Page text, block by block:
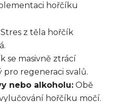
hořčíku
z těla hořčík
se masivně ztrácí
regeneraci svalů.
nebo alkoholu:Obě
hořčíku močí.